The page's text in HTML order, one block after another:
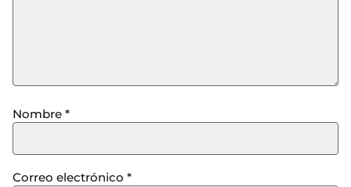
Nombre *
Correo electrónico *